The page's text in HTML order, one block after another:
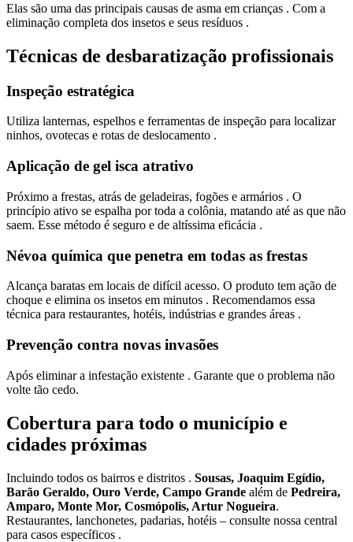
Elas são uma das principais causas de asma em crianças . Com a
eliminação completa dos insetos e seus resíduos .
Técnicas de desbaratização profissionais
Inspeção estratégica
Utiliza lanternas, espelhos e ferramentas de inspeção para localizar
ninhos, ovotecas e rotas de deslocamento .
Aplicação de gel isca atrativo
Próximo a frestas, atrás de geladeiras, fogões e armários . O
princípio ativo se espalha por toda a colônia, matando até as que não
saem. Esse método é seguro e de altíssima eficácia .
Névoa química que penetra em todas as frestas
Alcança baratas em locais de difícil acesso. O produto tem ação de
choque e elimina os insetos em minutos . Recomendamos essa
técnica para restaurantes, hotéis, indústrias e grandes áreas .
Prevenção contra novas invasões
Após eliminar a infestação existente . Garante que o problema não
volte tão cedo.
Cobertura para todo o município e
cidades próximas
Incluindo todos os bairros e distritos . Sousas, Joaquim Egídio,
Barão Geraldo, Ouro Verde, Campo Grande além de Pedreira,
Amparo, Monte Mor, Cosmópolis, Artur Nogueira.
Restaurantes, lanchonetes, padarias, hotéis – consulte nossa central
para casos específicos .